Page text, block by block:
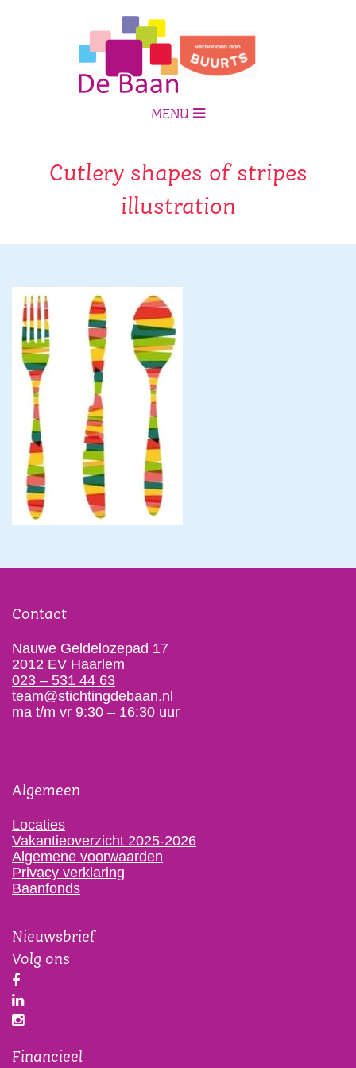
MENU
Cutlery shapes of stripes
illustration
Contact
Nauwe Geldelozepad 17
2012 EV Haarlem
023 – 531 44 63
team@stichtingdebaan.nl
ma t/m vr 9:30 – 16:30 uur
Algemeen
Locaties
Vakantieoverzicht 2025-2026
Algemene voorwaarden
Privacy verklaring
Baanfonds
Nieuwsbrief
Volg ons
Financieel